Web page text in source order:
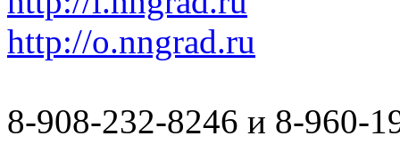
http://o.nngrad.ru
8-908-232-8246 и 8-960-